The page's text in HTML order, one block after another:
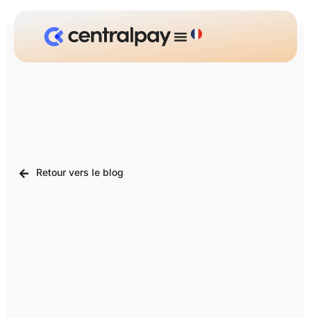
Retour vers le blog